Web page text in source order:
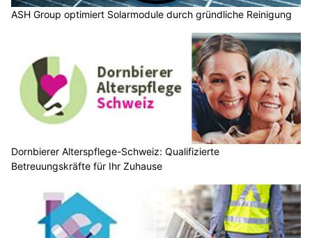
ASH Group optimiert Solarmodule durch gründliche Reinigung
Dornbierer Alterspflege-Schweiz: Qualifizierte
Betreuungskräfte für Ihr Zuhause